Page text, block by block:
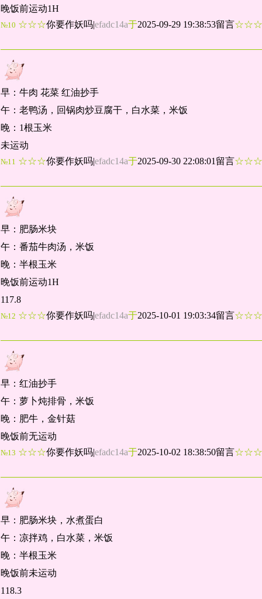
晚饭前运动1H
№10 ☆☆☆你要作妖吗|efadc14a于2025-09-29 19:38:53留言
早：牛肉 花菜 红油抄手
午：老鸭汤，回锅肉炒豆腐干，白水菜，米饭
晚：1根玉米
未运动
№11 ☆☆☆你要作妖吗|efadc14a于2025-09-30 22:08:01留言
早：肥肠米块
午：番茄牛肉汤，米饭
晚：半根玉米
晚饭前运动1H
117.8
№12 ☆☆☆你要作妖吗|efadc14a于2025-10-01 19:03:34留言
早：红油抄手
午：萝卜炖排骨，米饭
晚：肥牛，金针菇
晚饭前无运动
№13 ☆☆☆你要作妖吗|efadc14a于2025-10-02 18:38:50留言
早：肥肠米块，水煮蛋白
午：凉拌鸡，白水菜，米饭
晚：半根玉米
晚饭前未运动
118.3